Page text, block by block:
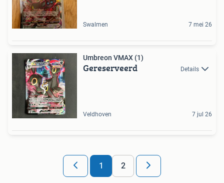
Swalmen 7 mei 26
Umbreon VMAX (1)
Gereserveerd Details
Veldhoven 7 jul 26
1 2